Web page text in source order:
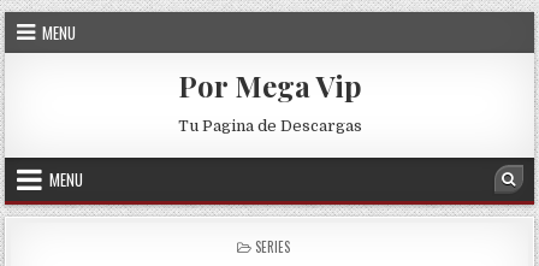
Skip to content
MENU
Por Mega Vip
Tu Pagina de Descargas
MENU
POSTED IN
SERIES